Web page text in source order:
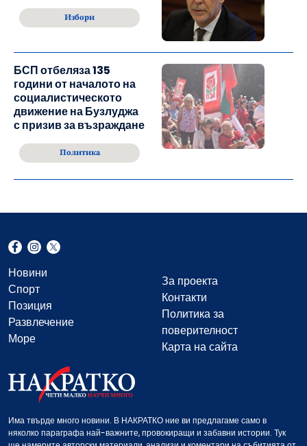
Избори
БСП отбеляза 135
години от началото на
социалистическото
движение на Бузлуджа
с призив за възраждане
Политика
Новини
Спорт
Позиция
Развлечение
Море
За проекта
Контакти
Политика за
поверителност
Карта на сайта
Има твърде много новини. В НАКРАТКО ние ви предлагаме само в
няколко параграфа най-важните, провокиращи и забавни истории. Тук